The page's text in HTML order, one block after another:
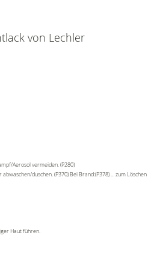
von Lechler
Aerosol vermeiden. (P280)
duschen. (P370) Bei Brand:(P378) … zum Löschen
Haut führen.